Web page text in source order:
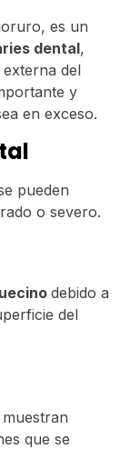
es un
dental,
del
y
en exceso.
pueden
o severo.
debido a
del
que se